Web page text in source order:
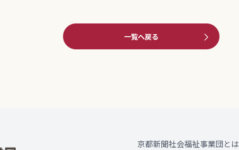
一覧へ戻る
京都新聞社会福祉事業団とは